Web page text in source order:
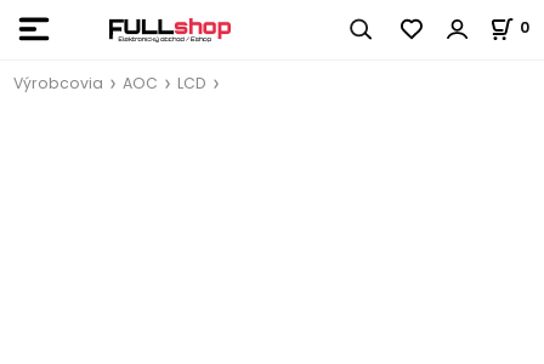
0
Výrobcovia AOC LCD